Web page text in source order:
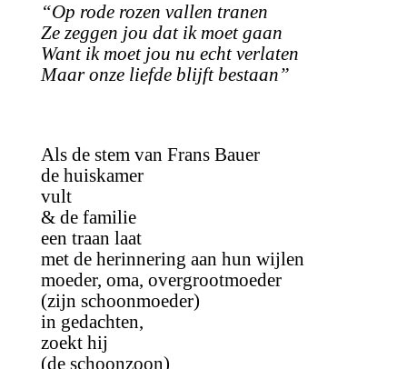
“Op rode rozen vallen tranen
Ze zeggen jou dat ik moet gaan
Want ik moet jou nu echt verlaten
Maar onze liefde blijft bestaan”
Als de stem van Frans Bauer
de huiskamer
vult
& de familie
een traan laat
met de herinnering aan hun wijlen
moeder, oma, overgrootmoeder
(zijn schoonmoeder)
in gedachten,
zoekt hij
(de schoonzoon)